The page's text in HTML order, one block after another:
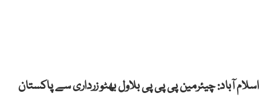
اسلام آباد: چیئرمین پی پی پی بلاول بھٹو زرداری سے پاکستان